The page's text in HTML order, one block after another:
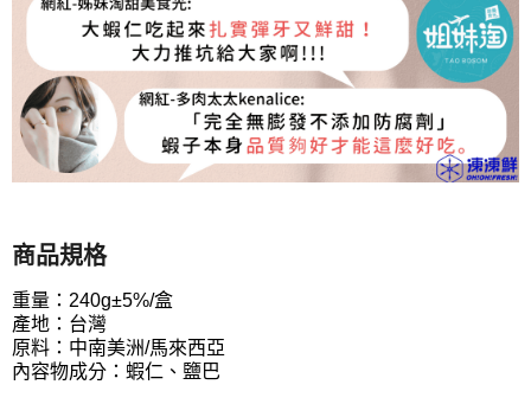
商品規格
重量：240g±5%/盒
產地：台灣
原料：中南美洲/馬來西亞
內容物成分：蝦仁、鹽巴